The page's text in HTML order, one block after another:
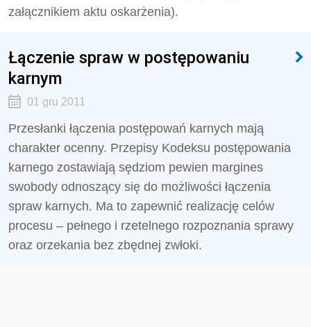
załącznikiem aktu oskarżenia).
Łączenie spraw w postępowaniu
karnym
01 gru 2011
Przesłanki łączenia postępowań karnych mają
charakter ocenny. Przepisy Kodeksu postępowania
karnego zostawiają sędziom pewien margines
swobody odnoszący się do możliwości łączenia
spraw karnych. Ma to zapewnić realizację celów
procesu – pełnego i rzetelnego rozpoznania sprawy
oraz orzekania bez zbędnej zwłoki.